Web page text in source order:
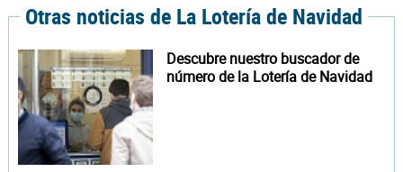
Otras noticias de La Lotería de Navidad
Descubre nuestro buscador de
número de la Lotería de Navidad